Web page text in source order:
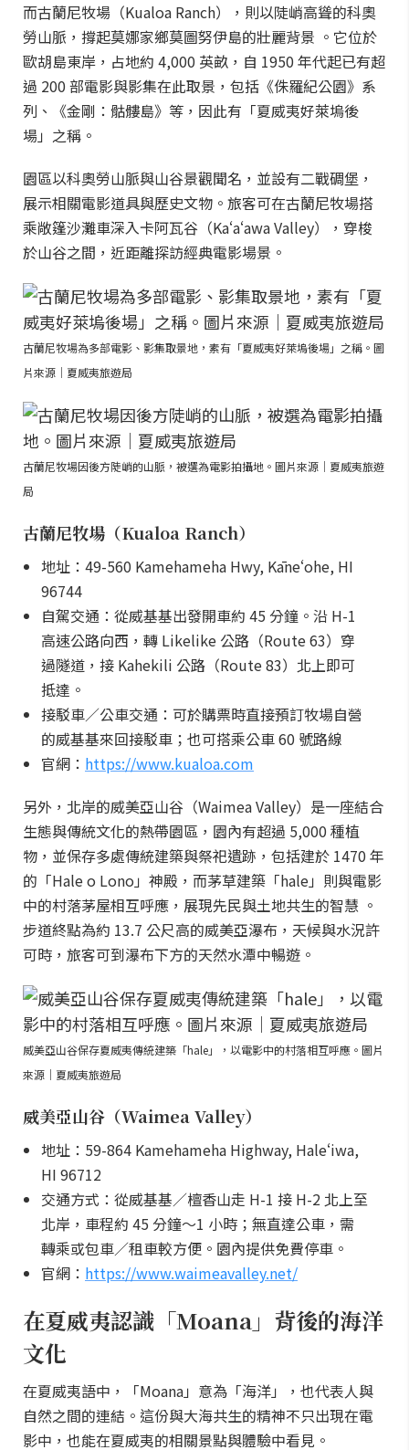
而古蘭尼牧場（Kualoa Ranch），則以陡峭高聳的科奧
勞山脈，撐起莫娜家鄉莫圖努伊島的壯麗背景 。它位於
歐胡島東岸，占地約 4,000 英畝，自 1950 年代起已有超
過 200 部電影與影集在此取景，包括《侏羅紀公園》系
列、《金剛：骷髏島》等，因此有「夏威夷好萊塢後
場」之稱。
園區以科奧勞山脈與山谷景觀聞名，並設有二戰碉堡，
展示相關電影道具與歷史文物。旅客可在古蘭尼牧場搭
乘敞篷沙灘車深入卡阿瓦谷（Kaʻaʻawa Valley），穿梭
於山谷之間，近距離探訪經典電影場景。
古蘭尼牧場為多部電影、影集取景地，素有「夏威夷好萊塢後場」之稱。圖
片來源｜夏威夷旅遊局
古蘭尼牧場因後方陡峭的山脈，被選為電影拍攝地。圖片來源｜夏威夷旅遊
局
古蘭尼牧場（Kualoa Ranch）
地址：49-560 Kamehameha Hwy, Kāneʻohe, HI
96744
自駕交通：從威基基出發開車約 45 分鐘。沿 H-1
高速公路向西，轉 Likelike 公路（Route 63）穿
過隧道，接 Kahekili 公路（Route 83）北上即可
抵達。
接駁車／公車交通：可於購票時直接預訂牧場自營
的威基基來回接駁車；也可搭乘公車 60 號路線
官網： https://www.kualoa.com
另外，北岸的威美亞山谷（Waimea Valley）是一座結合
生態與傳統文化的熱帶園區，園內有超過 5,000 種植
物，並保存多處傳統建築與祭祀遺跡，包括建於 1470 年
的「Hale o Lono」神殿，而茅草建築「hale」則與電影
中的村落茅屋相互呼應，展現先民與土地共生的智慧 。
步道終點為約 13.7 公尺高的威美亞瀑布，天候與水況許
可時，旅客可到瀑布下方的天然水潭中暢遊。
威美亞山谷保存夏威夷傳統建築「hale」，以電影中的村落相互呼應。圖片
來源｜夏威夷旅遊局
威美亞山谷（Waimea Valley）
地址：59-864 Kamehameha Highway, Haleʻiwa,
HI 96712
交通方式：從威基基／檀香山走 H-1 接 H-2 北上至
北岸，車程約 45 分鐘～1 小時；無直達公車，需
轉乘或包車／租車較方便。園內提供免費停車。
官網： https://www.waimeavalley.net/
在夏威夷認識「Moana」背後的海洋
文化
在夏威夷語中，「Moana」意為「海洋」，也代表人與
自然之間的連結。這份與大海共生的精神不只出現在電
影中，也能在夏威夷的相關景點與體驗中看見。